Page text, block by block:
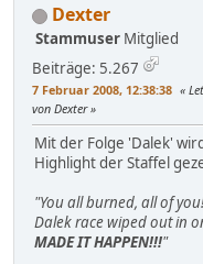
Dexter
Stammuser Mitglied
Beiträge: 5.267
7 Februar 2008, 12:38:38
von Dexter
Mit der Folge 'Dalek'
Highlight der Staffel
"You all burned, all of
Dalek race wiped out in
MADE IT HAPPEN!!!"